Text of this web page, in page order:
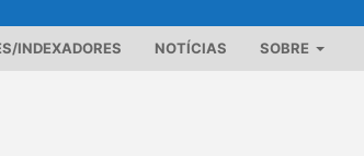
INDEXADORES NOTÍCIAS SOBRE